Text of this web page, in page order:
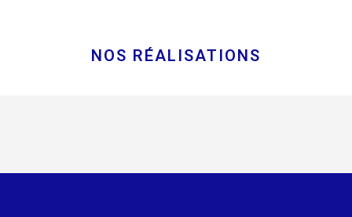
NOS RÉALISATIONS